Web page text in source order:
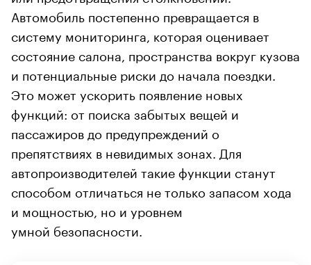
Автомобиль постепенно превращается в
систему мониторинга, которая оценивает
состояние салона, пространства вокруг кузова
и потенциальные риски до начала поездки.
Это может ускорить появление новых
функций: от поиска забытых вещей и
пассажиров до предупреждений о
препятствиях в невидимых зонах. Для
автопроизводителей такие функции станут
способом отличаться не только запасом хода
и мощностью, но и уровнем
умной безопасности.